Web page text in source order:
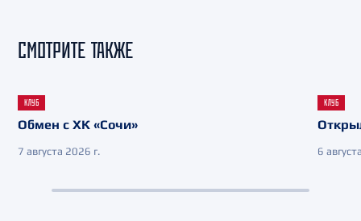
СМОТРИТЕ ТАКЖЕ
КЛУБ
Обмен с ХК «Сочи»
7 августа 2026 г.
КЛУБ
6